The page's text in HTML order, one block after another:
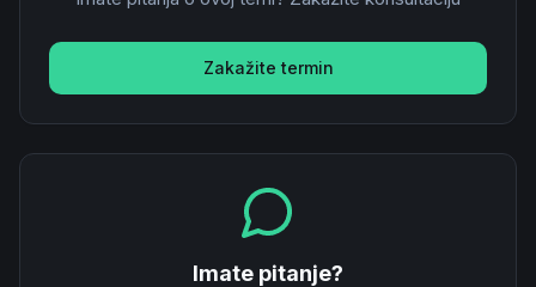
Zakažite termin
Imate pitanje?